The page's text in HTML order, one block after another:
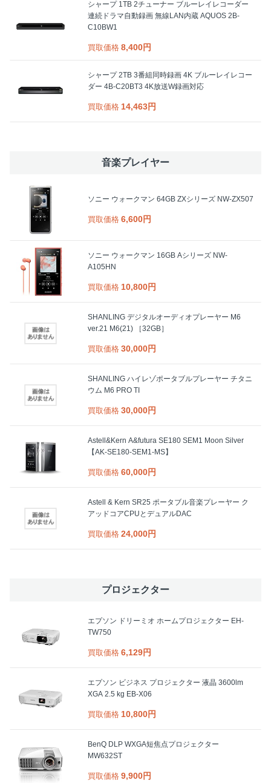
シャープ 1TB 2チューナー ブルーレイレコーダー
連続ドラマ自動録画 無線LAN内蔵 AQUOS 2B-
C10BW1
買取価格 8,400円
シャープ 2TB 3番組同時録画 4K ブルーレイレコー
ダー 4B-C20BT3 4K放送W録画対応
買取価格 14,463円
音楽プレイヤー
ソニー ウォークマン 64GB ZXシリーズ NW-ZX507
買取価格 6,600円
ソニー ウォークマン 16GB Aシリーズ NW-
A105HN
買取価格 10,800円
SHANLING デジタルオーディオプレーヤー M6
ver.21 M6(21) ［32GB］
買取価格 30,000円
SHANLING ハイレゾポータブルプレーヤー チタニ
ウム M6 PRO TI
買取価格 30,000円
Astell&Kern A&futura SE180 SEM1 Moon Silver
【AK-SE180-SEM1-MS】
買取価格 60,000円
Astell & Kern SR25 ポータブル音楽プレーヤー ク
アッドコアCPUとデュアルDAC
買取価格 24,000円
プロジェクター
エプソン ドリーミオ ホームプロジェクター EH-
TW750
買取価格 6,129円
エプソン ビジネス プロジェクター 液晶 3600lm
XGA 2.5 kg EB-X06
買取価格 10,800円
BenQ DLP WXGA短焦点プロジェクター
MW632ST
買取価格 9,900円